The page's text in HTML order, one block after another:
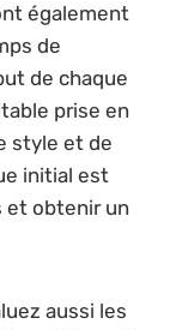
également
de
de chaque
prise en
style et de
initial est
et obtenir un
aussi les